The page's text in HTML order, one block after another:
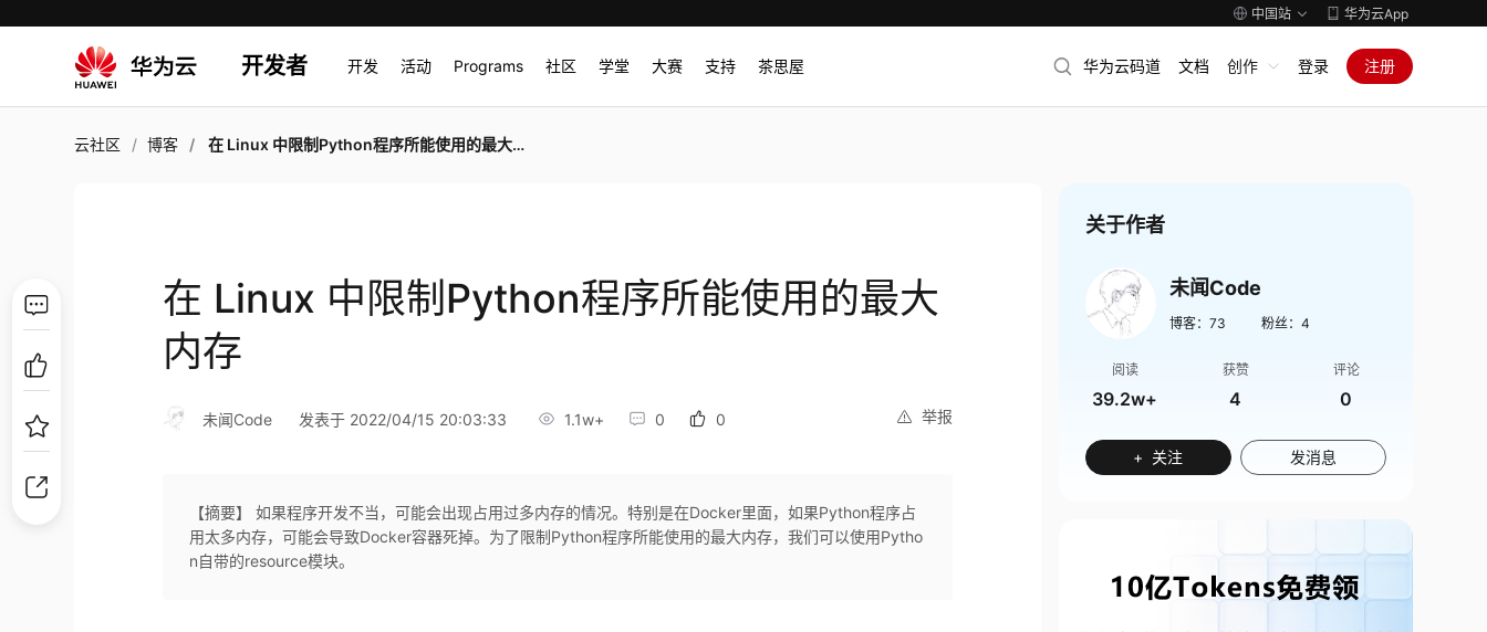
中国站 华为云App
开发者 开发 活动 Programs 社区 学堂 大赛 支持 茶思屋 华为云码道 文档 创作 登录 注册
云社区 博客 在 Linux 中限制Python程序所能使用的最大内存
在 Linux 中限制Python程序所能使用的最大
内存
举报
未闻Code 发表于 2022/04/15 20:03:33 1.1w+ 0 0
【摘要】 如果程序开发不当，可能会出现占用过多内存的情况。特别是在Docker里面，如果Python程序占
用太多内存，可能会导致Docker容器死掉。为了限制Python程序所能使用的最大内存，我们可以使用Pytho
n自带的resource模块。
关于作者
未闻Code
博客： 73 粉丝： 4
阅读
39.2w+
获赞
4
评论
0
+ 关注 发消息